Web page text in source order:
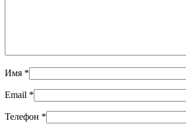
Имя *
Email *
Телефон *